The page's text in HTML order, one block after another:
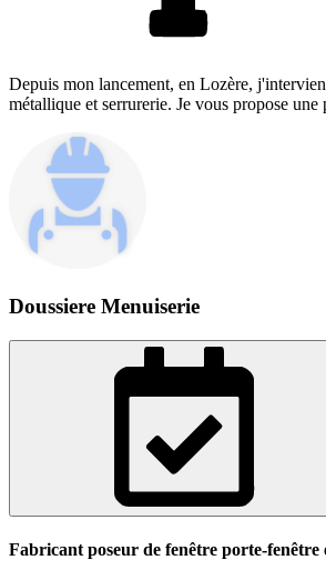
Depuis mon lancement, en Lozère,
métallique et serrurerie. Je vous propose une
Doussiere Menuiserie
Fabricant poseur de fenêtre porte-fenêtre